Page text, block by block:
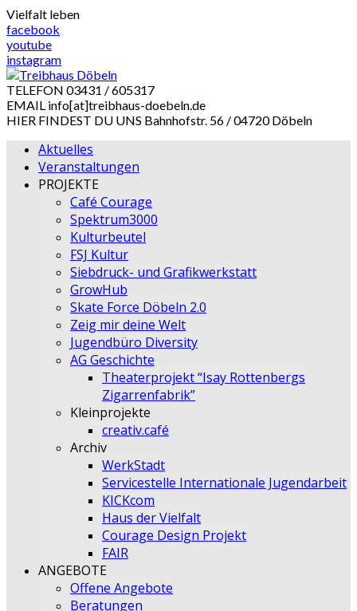
Skip
to
content
Vielfalt leben
facebook
youtube
instagram
TELEFON 03431 / 605317
EMAIL info[at]treibhaus-doebeln.de
HIER FINDEST DU UNS Bahnhofstr. 56 / 04720 Döbeln
Aktuelles
Veranstaltungen
PROJEKTE
Café Courage
Spektrum3000
Kulturbeutel
FSJ Kultur
Siebdruck- und Grafikwerkstatt
GrowHub
Skate Force Döbeln 2.0
Zeig mir deine Welt
Jugendbüro Diversity
AG Geschichte
Theaterprojekt “Isay Rottenbergs
Zigarrenfabrik”
Kleinprojekte
creativ.café
Archiv
WerkStadt
Servicestelle Internationale Jugendarbeit
KICKcom
Haus der Vielfalt
Courage Design Projekt
FAIR
ANGEBOTE
Offene Angebote
Beratungen